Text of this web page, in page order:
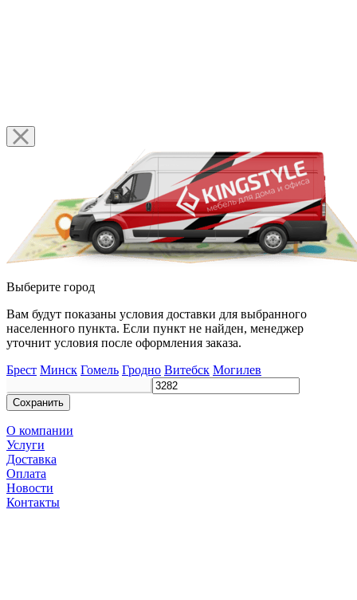
Выберите город
Вам будут показаны условия доставки для выбранного
населенного пункта. Если пункт не найден, менеджер
уточнит условия после оформления заказа.
Брест Минск Гомель Гродно Витебск Могилев
Сохранить
О компании
Услуги
Доставка
Оплата
Новости
Контакты